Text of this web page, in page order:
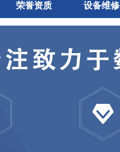
荣誉资质 设备维修